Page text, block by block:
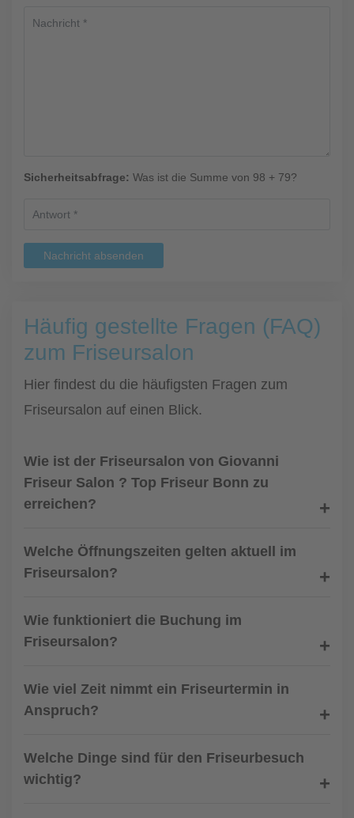
Sicherheitsabfrage: Was ist die Summe von 98 + 79?
Nachricht absenden
Häufig gestellte Fragen (FAQ)
zum Friseursalon
Hier findest du die häufigsten Fragen zum
Friseursalon auf einen Blick.
Wie ist der Friseursalon von Giovanni
Friseur Salon ? Top Friseur Bonn zu
erreichen?
Welche Öffnungszeiten gelten aktuell im
Friseursalon?
Wie funktioniert die Buchung im
Friseursalon?
Wie viel Zeit nimmt ein Friseurtermin in
Anspruch?
Welche Dinge sind für den Friseurbesuch
wichtig?